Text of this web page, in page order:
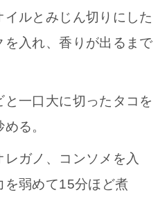
イルとみじん切りにした
を入れ、香りが出るまで
一口大に切ったタコを
る。
レガノ、コンソメを入
を弱めて15分ほど煮